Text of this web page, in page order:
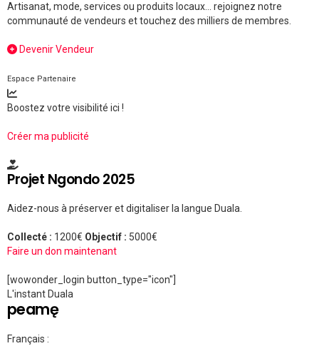
Artisanat, mode, services ou produits locaux... rejoignez notre
communauté de vendeurs et touchez des milliers de membres.
Devenir Vendeur
Espace Partenaire
Boostez votre visibilité ici !
Créer ma publicité
Projet Ngondo 2025
Aidez-nous à préserver et digitaliser la langue Duala.
Collecté : 1200€ Objectif : 5000€
Faire un don maintenant
[wowonder_login button_type="icon"]
L'instant Duala
peamę
Français :